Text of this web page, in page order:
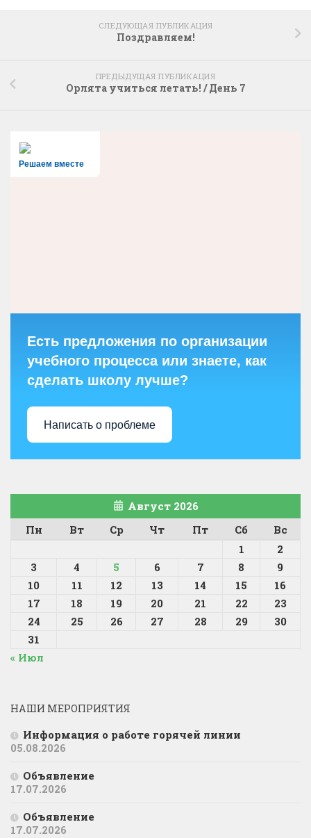
СЛЕДУЮЩАЯ ПУБЛИКАЦИЯ
Поздравляем!
ПРЕДЫДУЩАЯ ПУБЛИКАЦИЯ
Орлята учиться летать! / День 7
Решаем вместе
Есть предложения по организации
учебного процесса или знаете, как
сделать школу лучше?
Написать о проблеме
Август 2026
Пн
Вт Ср Чт Пт Сб
Вс
1
2
3
4 5 6 7 8
9
10
11 12 13 14 15
16
17
18 19 20 21 22
23
24
25 26 27 28 29
30
31
« Июл
НАШИ МЕРОПРИЯТИЯ
Информация о работе горячей линии
05.08.2026
Объявление
17.07.2026
Объявление
17.07.2026